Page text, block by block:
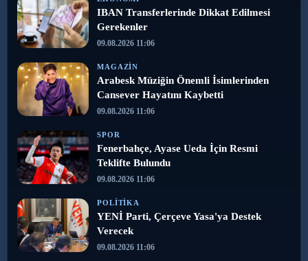
IBAN Transferlerinde Dikkat Edilmesi
Gerekenler
09.08.2026 11:06
MAGAZIN
Arabesk Müziğin Önemli İsimlerinden
Cansever Hayatını Kaybetti
09.08.2026 11:06
SPOR
Fenerbahçe, Ayase Ueda İçin Resmi
Teklifte Bulundu
09.08.2026 11:06
POLITIKA
YENİ Parti, Çerçeve Yasa'ya Destek
Verecek
09.08.2026 11:06